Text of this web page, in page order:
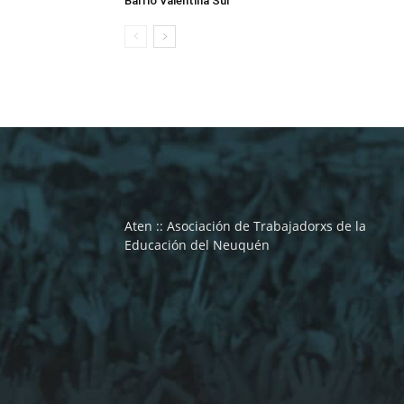
Aten :: Asociación de Trabajadorxs de la
Educación del Neuquén